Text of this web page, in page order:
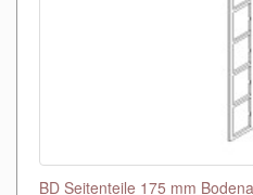
BD Seitenteile 175 mm